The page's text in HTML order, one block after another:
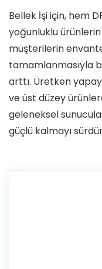
Bellek İşi için, hem
yoğunluklu
müşterilerin
tamamlanmasıyla
arttı. Üretken
ve üst düzey
geleneksel
güçlü kalmayı